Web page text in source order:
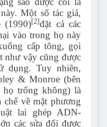
Một số tác giả,
(1990)[2]đặt cả các
vào trong họ này
cấp tông, gọi
như vậy cũng được
dụng. Tuy nhiên,
& Monroe (bên
họ trống không) là
chế về mặt phương
lai ghép ADN-
các sửa đổi được